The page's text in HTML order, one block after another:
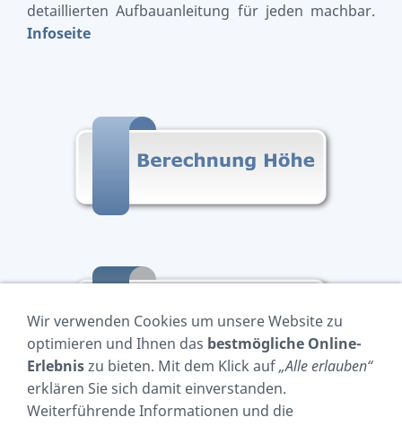
detaillierten Aufbauanleitung für jeden machbar.
Infoseite
Wir verwenden Cookies um unsere Website zu
optimieren und Ihnen das bestmögliche Online-
Erlebniszu bieten. Mit dem Klick auf„Alle erlauben“
erklären Sie sich damit einverstanden.
Weiterführende Informationen und die